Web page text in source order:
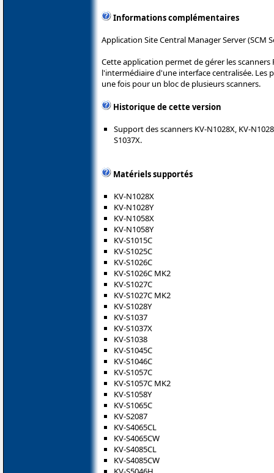
Informations complémentaires
Application Site Central Manager Server (SCM
Cette application permet de gérer les scanners
l'intermédiaire d'une interface centralisée. Les
une fois pour un bloc de plusieurs scanners.
Historique de cette version
Support des scanners KV-N1028X, KV-
S1037X.
Matériels supportés
KV-N1028X
KV-N1028Y
KV-N1058X
KV-N1058Y
KV-S1015C
KV-S1025C
KV-S1026C
KV-S1026C MK2
KV-S1027C
KV-S1027C MK2
KV-S1028Y
KV-S1037
KV-S1037X
KV-S1038
KV-S1045C
KV-S1046C
KV-S1057C
KV-S1057C MK2
KV-S1058Y
KV-S1065C
KV-S2087
KV-S4065CL
KV-S4065CW
KV-S4085CL
KV-S4085CW